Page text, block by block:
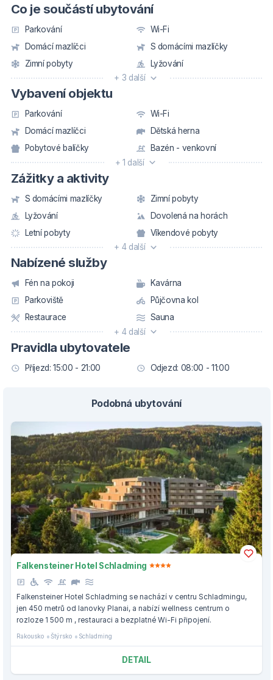
Co je součástí ubytování
Parkování
Wi-Fi
Domácí mazlíčci
S domácími mazlíčky
Zimní pobyty
Lyžování
+ 3 další
Vybavení objektu
Parkování
Wi-Fi
Domácí mazlíčci
Dětská herna
Pobytové balíčky
Bazén - venkovní
+ 1 další
Zážitky a aktivity
S domácími mazlíčky
Zimní pobyty
Lyžování
Dovolená na horách
Letní pobyty
Víkendové pobyty
+ 4 další
Nabízené služby
Fén na pokoji
Kavárna
Parkoviště
Půjčovna kol
Restaurace
Sauna
+ 4 další
Pravidla ubytovatele
Příjezd: 15:00 - 21:00 Odjezd: 08:00 - 11:00
Podobná ubytování
Falkensteiner Hotel Schladming
Falkensteiner Hotel Schladming se nachází v centru Schladmingu,
jen 450 metrů od lanovky Planai, a nabízí wellness centrum o
rozloze 1 500 m , restauraci a bezplatné Wi-Fi připojení.
Rakousko Štýrsko Schladming
DETAIL